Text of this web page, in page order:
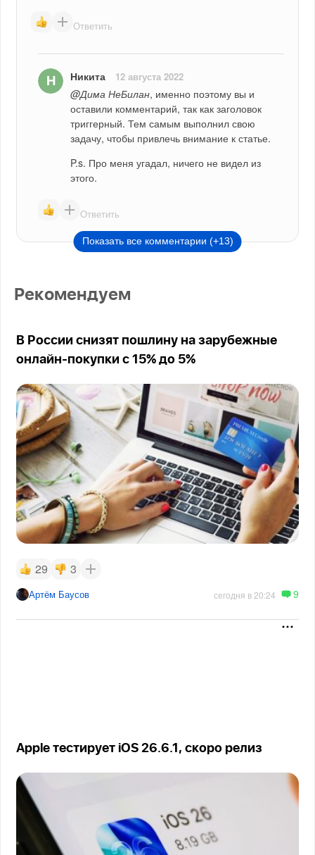
Ответить
Никита 12 августа 2022
@Дима НеБилан, именно поэтому вы и
оставили комментарий, так как заголовок
триггерный. Тем самым выполнил свою
задачу, чтобы привлечь внимание к статье.
P.s. Про меня угадал, ничего не видел из
этого.
Ответить
Показать все комментарии (+13)
Рекомендуем
В России снизят пошлину на зарубежные
онлайн-покупки с 15% до 5%
29 3
Артём Баусов сегодня в 20:24 9
Apple тестирует iOS 26.6.1, скоро релиз